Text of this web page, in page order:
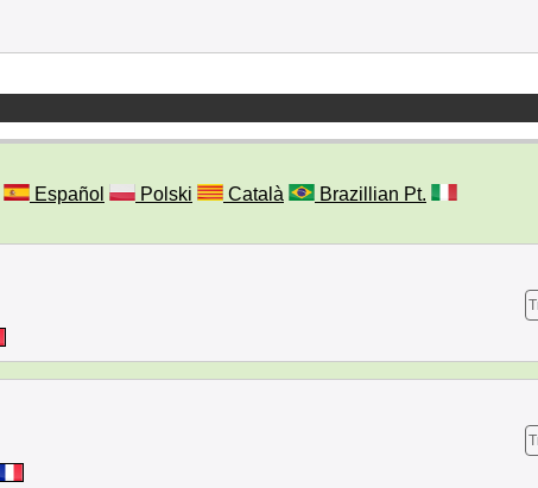
Español Polski Català
Brazillian Pt.